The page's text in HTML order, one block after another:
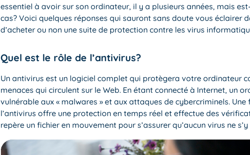
essentiel à avoir sur son ordinateur, il y a plusieurs années, mais
cas? Voici quelques réponses qui sauront sans doute vous éclairer
d’acheter ou non une suite de protection contre les virus
Quel est le rôle de l’antivirus?
Un antivirus est un logiciel complet qui protègera votre ordinateur
menaces qui circulent sur le Web. En étant connecté à Internet, un
vulnérable aux « malwares » et aux attaques de cybercriminels. Une
l’antivirus offre une protection en temps réel et effectue des
repère un fichier en mouvement pour s’assurer qu’aucun virus ne